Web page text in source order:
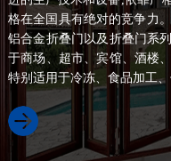
格在全国具有绝对的竞争力
铝合金折叠门以及折叠门系
于商场、超市、宾馆、酒楼
特别适用于冷冻、食品加工